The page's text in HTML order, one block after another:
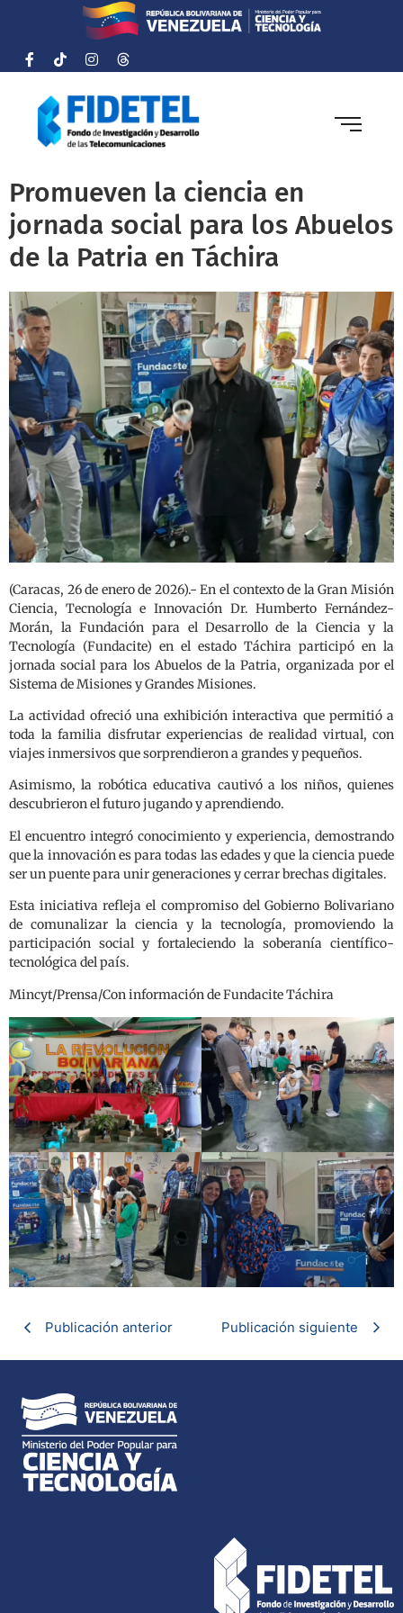
Promueven la ciencia en
jornada social para los Abuelos
de la Patria en Táchira
(Caracas, 26 de enero de 2026).- En el contexto de la Gran Misión
Ciencia, Tecnología e Innovación Dr. Humberto Fernández-
Morán, la Fundación para el Desarrollo de la Ciencia y la
Tecnología (Fundacite) en el estado Táchira participó en la
jornada social para los Abuelos de la Patria, organizada por el
Sistema de Misiones y Grandes Misiones.
La actividad ofreció una exhibición interactiva que permitió a
toda la familia disfrutar experiencias de realidad virtual, con
viajes inmersivos que sorprendieron a grandes y pequeños.
Asimismo, la robótica educativa cautivó a los niños, quienes
descubrieron el futuro jugando y aprendiendo.
El encuentro integró conocimiento y experiencia, demostrando
que la innovación es para todas las edades y que la ciencia puede
ser un puente para unir generaciones y cerrar brechas digitales.
Esta iniciativa refleja el compromiso del Gobierno Bolivariano
de comunalizar la ciencia y la tecnología, promoviendo la
participación social y fortaleciendo la soberanía científico-
tecnológica del país.
Mincyt/Prensa/Con información de Fundacite Táchira
Publicación anterior Publicación siguiente